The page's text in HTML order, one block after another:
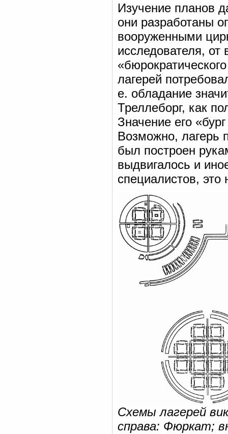
Изучение планов
они разработаны
вооруженными
исследователя, от
лагерей
е. обладание
Треллеборг, как
Значение его
Возможно, лагерь
был построен
выдвигалось и
специалистов,
Схемы лагерей
справа: Фюркат;